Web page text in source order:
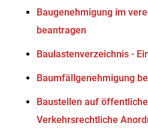
Baugenehmigung im
beantragen
Baulastenverzeichnis -
Baumfällgenehmigung
Baustellen auf
Verkehrsrechtliche